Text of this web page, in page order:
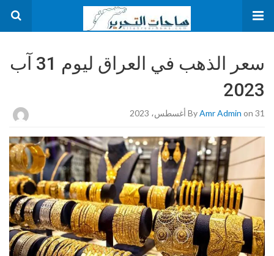
سعر الذهب في العراق ليوم 31 آب
2023
ByAmr Admin on 31 أغسطس، 2023